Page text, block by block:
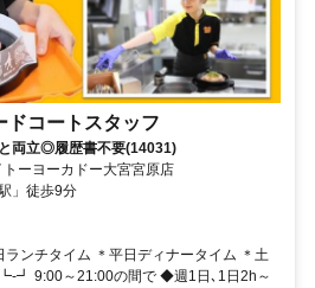
ドコートスタッフ
両立◎履歴書不要(14031)
ーヨーカドー大宮宮原店
」徒歩9分
ンチタイム ＊平日ディナータイム ＊土
┗-┛ 9:00～21:00の間で ◆週1日､1日2h～